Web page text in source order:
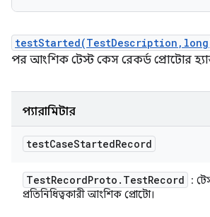
পর আংশিক টেস্ট কেস রেকর্ড প্রোটোর
প্যারামিটার
testCaseStartedRecord
TestRecordProto . TestRecord
:
প্রতিনিধিত্বকারী আংশিক প্রোটো।